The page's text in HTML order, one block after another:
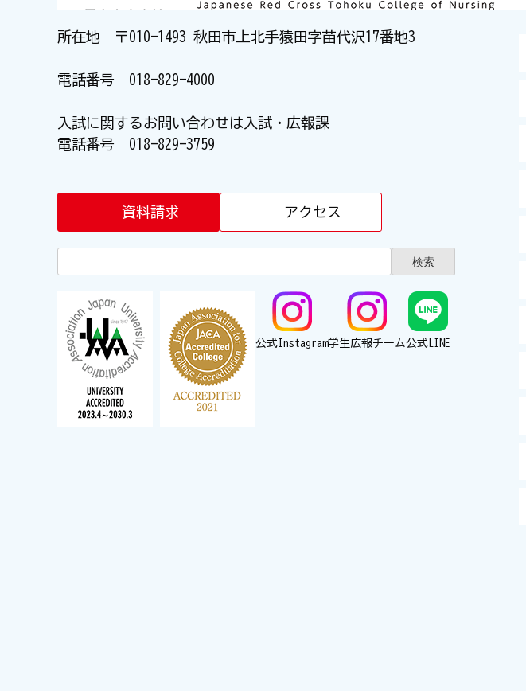
所在地 〒010-1493 秋田市上北手猿田字苗代沢17番地3
電話番号 018-829-4000
入試に関するお問い合わせは入試・広報課
電話番号 018-829-3759
資料請求 アクセス
公式Instagram学生広報チーム公式LINE